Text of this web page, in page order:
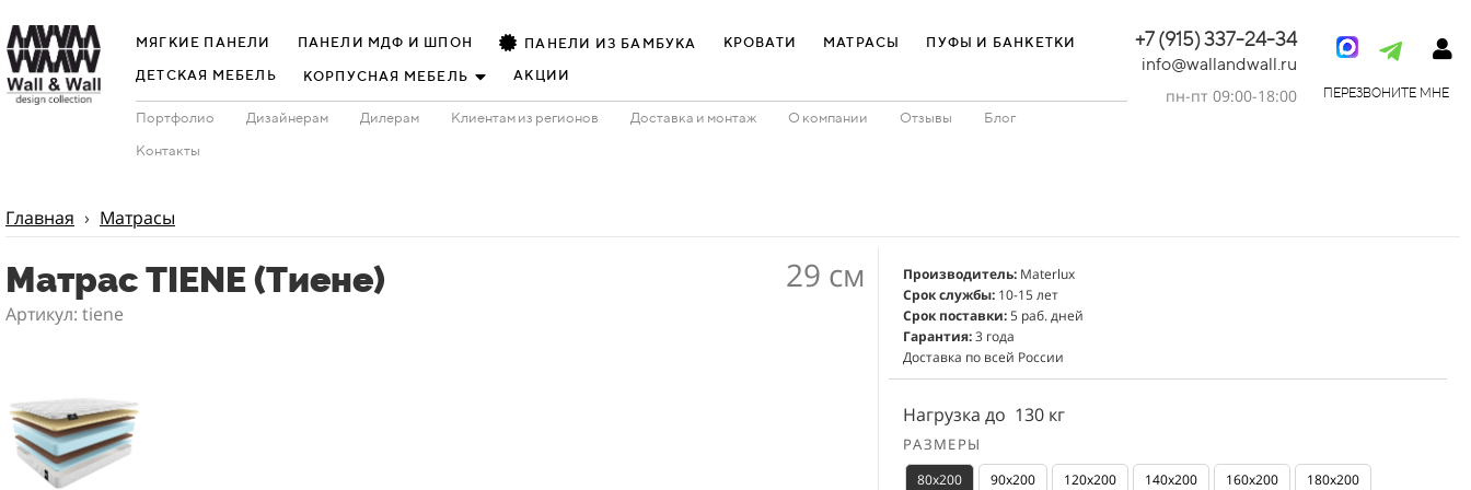
МЯГКИЕ ПАНЕЛИ ПАНЕЛИ МДФ И ШПОН ПАНЕЛИ ИЗ БАМБУКА КРОВАТИ МАТРАСЫ ПУФЫ И БАНКЕТКИ
ДЕТСКАЯ МЕБЕЛЬ КОРПУСНАЯ МЕБЕЛЬ АКЦИИ
Портфолио Дизайнерам Дилерам Клиентам из регионов Доставка и монтаж О компании Отзывы
Блог
Контакты
+7 (915) 337-24-34
info@wallandwall.ru
пн-пт 09:00-18:00
ПЕРЕЗВОНИТЕ МНЕ
Главная › Матрасы
Матрас TIENE (Тиене) 29 см
Артикул: tiene
Производитель: Materlux
Срок службы: 10-15 лет
Срок поставки:5 раб. дней
Гарантия:3 года
Доставка по всей России
Нагрузка до 130 кг
РАЗМЕРЫ
80x200 90x200 120x200 140x200 160x200
180x200